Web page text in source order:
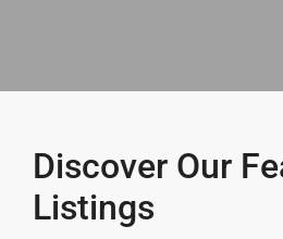
Discover Our
Listings